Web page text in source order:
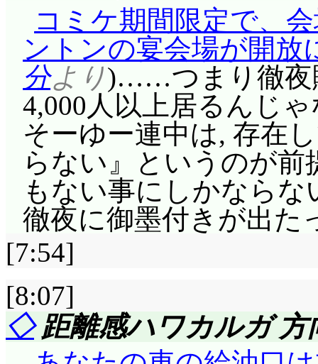
友人達。……友人じゃ
ていた, 鍵本人の過去
と幼馴染みだったと
会い編で描かれてい
ものでしたから, 二股
られる事じゃなかっ
ソードが欲しいとこ
だ途中らしいですか
「その二人は幸せだ
杉崎は」生徒会の外,
けじゃないでしょう
いた発言は, これが本
発想も無かったです
誰の想いも成就しな
面じゃなくて, アニメ
ら……もっと駄目か。
んだか良く判らない
た。が, これで汐が究
度や行動やキスの情
ないという事に気付
なければ。
そしてやっぱり, リ
ル○ラお面は蛇足だっ
い, 汐の唇の匂い。
し。それがこういう
ど純夏の正樹に対す
のが, 評価減点の理由
てますよこれじゃ。
すな(^^;;; 演技力は無
あるけど, 脚本が無い
悪いとしか。痴女伝
し。
汐が何もしていない
った女子を, あれ避け
嫌われた図書委員の
あるでしょうし, 汐に
して残っているでし
夏。写真と, その隣の
張(函館)』と, どっち
っ!)。写真を見付けて
んた小学生男子かい。
兄の帰宅時刻がはっ
める汐と, 手伝う朋絵
「私だけが来た日な
のよー」なんか, 既に
に, 純夏がどんどん馬
そんなところで対抗
ドレスで現れた瞬間,
コミケ期間限定で、
ントンの宴会場が開放
分より)……つまり徹夜
4,000人以上居るんじ
そーゆー連中は, 存在
らない』というのが
もない事にしかなら
徹夜に御墨付きが出た
[7:54]
[8:07]
◇距離感ハワカルガ 方